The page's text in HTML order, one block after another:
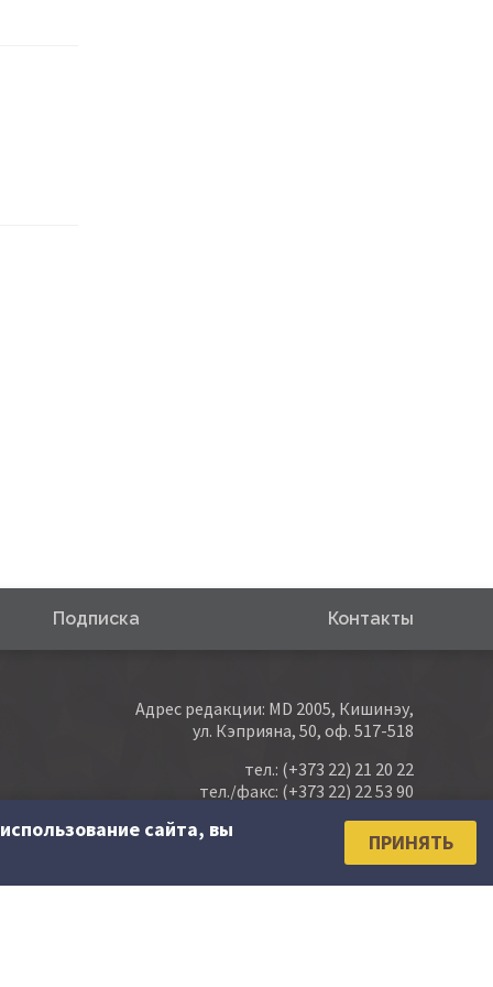
Подписка Контакты
Адрес редакции: MD 2005, Кишинэу,
ул. Кэприяна, 50, оф. 517-518
тел.: (+373 22) 21 20 22
тел./факс: (+373 22) 22 53 90
e-mail: abonare@contabilitate.md
sender.trigger4.net
сайта, вы
ПРИНЯТЬ